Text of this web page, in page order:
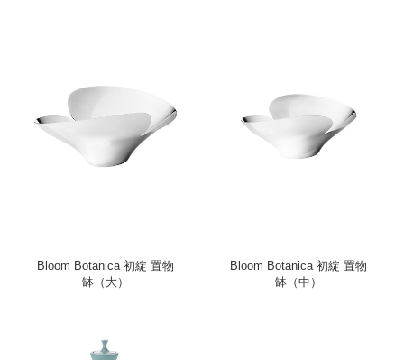
Bloom Botanica 初綻 置物
缽（大）
Bloom Botanica 初綻 置物
缽（中）